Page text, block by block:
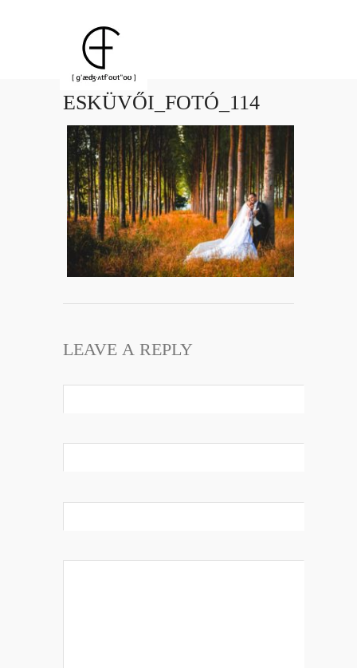
ESKÜVŐI_FOTÓ_114
LEAVE A REPLY